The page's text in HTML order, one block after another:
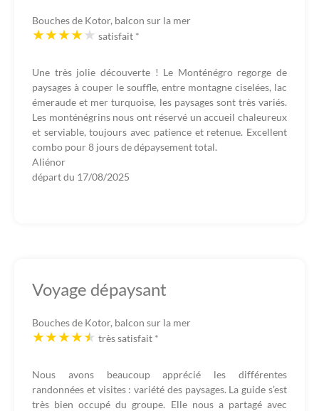
Bouches de Kotor, balcon sur la mer
satisfait *
Une très jolie découverte ! Le Monténégro regorge de
paysages à couper le souffle, entre montagne ciselées, lac
émeraude et mer turquoise, les paysages sont très variés.
Les monténégrins nous ont réservé un accueil chaleureux
et serviable, toujours avec patience et retenue. Excellent
combo pour 8 jours de dépaysement total.
Aliénor
départ du 17/08/2025
Voyage dépaysant
Bouches de Kotor, balcon sur la mer
très satisfait *
Nous avons beaucoup apprécié les différentes
randonnées et visites : variété des paysages. La guide s’est
très bien occupé du groupe. Elle nous a partagé avec